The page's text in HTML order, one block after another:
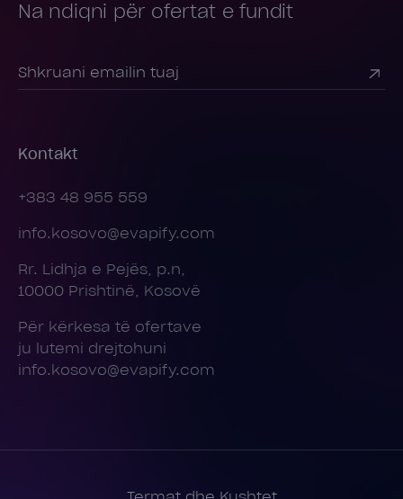
Na ndiqni për ofertat e fundit
Kontakt
+383 48 955 559
info.kosovo@evapify.com
Rr. Lidhja e Pejës, p.n,
10000 Prishtinë, Kosovë
Për kërkesa të ofertave
ju lutemi drejtohuni
info.kosovo@evapify.com